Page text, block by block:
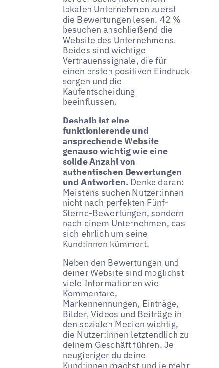
lokalen Unternehmen zuerst
die Bewertungen lesen. 42 %
besuchen anschließend die
Website des Unternehmens.
Beides sind wichtige
Vertrauenssignale, die für
einen ersten positiven Eindruck
sorgen und die
Kaufentscheidung
beeinflussen.
Deshalb ist eine
funktionierende und
ansprechende Website
genauso wichtig wie eine
solide Anzahl von
authentischen Bewertungen
und Antworten. Denke daran:
Meistens suchen Nutzer:innen
nicht nach perfekten Fünf-
Sterne-Bewertungen, sondern
nach einem Unternehmen, das
sich ehrlich um seine
Kund:innen kümmert.
Neben den Bewertungen und
deiner Website sind möglichst
viele Informationen wie
Kommentare,
Markennennungen, Einträge,
Bilder, Videos und Beiträge in
den sozialen Medien wichtig,
die Nutzer:innen letztendlich zu
deinem Geschäft führen. Je
neugieriger du deine
Kund:innen machst und je mehr